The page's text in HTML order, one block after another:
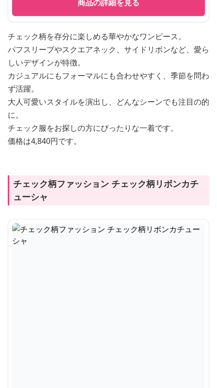
商品の詳細を見る
チェック柄を存分に楽しめる華やかなワンピース。
パフスリーブやスクエアネック、サイドリボンなど、愛ら
しいデザインが特徴。
カジュアルにもフォーマルにも合わせやすく、季節を問わ
ず活躍。
大人可愛いスタイルを演出し、どんなシーンでも注目の的
に。
チェック服をお探しの方にぴったりな一着です。
価格は4,840円です。
チェック柄ファッション チェック柄リボンカチ
ューシャ